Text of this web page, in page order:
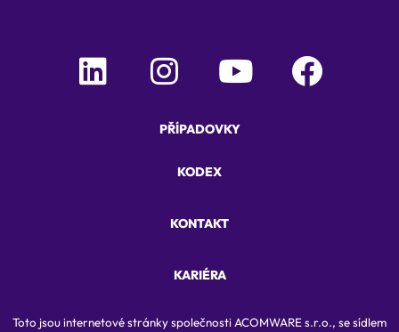
PŘÍPADOVKY
KODEX
KONTAKT
KARIÉRA
Toto jsou internetové stránky společnosti ACOMWARE s.r.o., se sídlem